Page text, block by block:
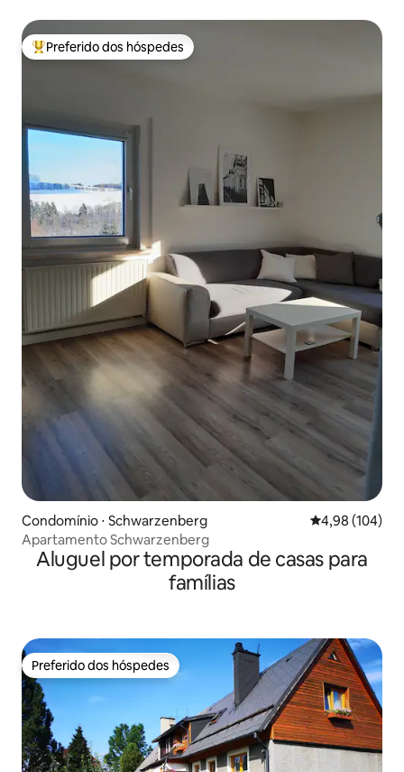
Entre os melhores preferidos dos hóspedes
Preferido dos hóspedes
Condomínio ⋅ Schwarzenberg 4,98 de uma
4,98 (104)
Apartamento Schwarzenberg
Aluguel por temporada de casas para
famílias
Preferido dos hóspedes
Preferido dos hóspedes